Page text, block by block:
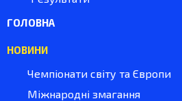
ГОЛОВНА
НОВИНИ
Чемпіонати світу та Європи
Міжнародні змагання